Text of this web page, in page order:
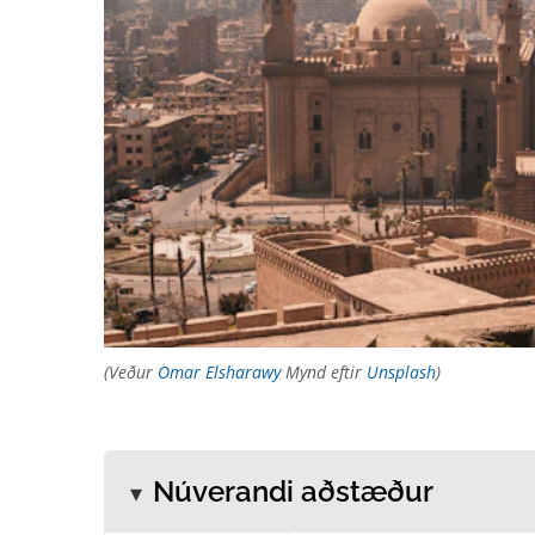
(Veður Omar ElsharawyMynd eftir Unsplash)
Núverandi aðstæður